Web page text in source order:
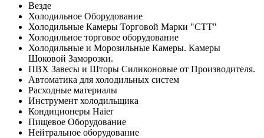
Везде
Холодильное Оборудование
Холодильные Камеры Торговой Марки "СТТ"
Холодильное торговое оборудование
Холодильные и Морозильные Камеры. Камеры
Шоковой Заморозки.
ПВХ Завесы и Шторы Силиконовые от Производителя.
Автоматика для холодильных систем
Расходные материалы
Инструмент холодильщика
Кондиционеры Haier
Пищевое Оборудование
Нейтральное оборудование